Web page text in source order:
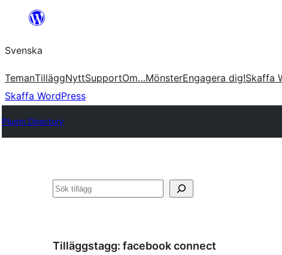
Hoppa
innehåll
Svenska
TemanTilläggNyttSupportOm…MönsterEngagera dig!Skaffa
Skaffa WordPress
Plugin Directory
Sök
Tilläggstagg: facebook connect